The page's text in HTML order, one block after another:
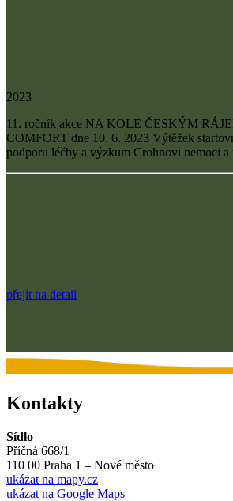
2023
11. ročník akce NA KOLE ČESKÝM
COMFORT dne 10. 6. 2023 Výtěžek
podporu léčby a výzkum Crohnovi nemoci
přejít na detail
Kontakty
Sídlo
Příčná 668/1
110 00 Praha 1 – Nové město
ukázat na mapy.cz
ukázat na Google Maps